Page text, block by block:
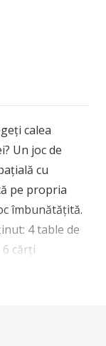
calea
Un joc de
cu
pe propria
îmbunătățită.
4 table de
6 cărți
8 –
A se